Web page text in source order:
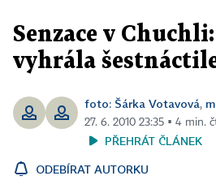
Senzace v
vyhrála
foto: Šárka Votavová,
27. 6. 2010 23:35 ▪ 4 min.
PŘEHRÁT ČLÁNEK
ODEBÍRAT AUTORKU